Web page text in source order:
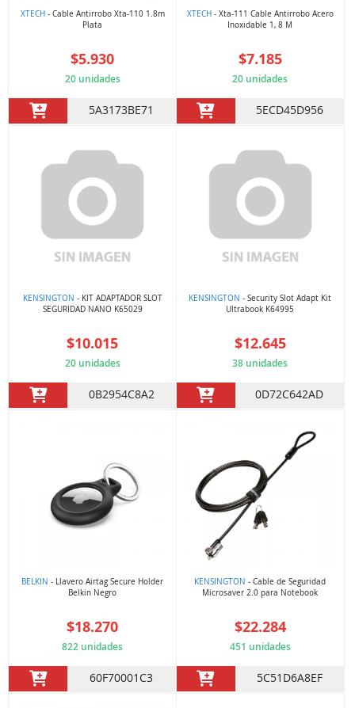
XTECH- Cable Antirrobo Xta-110 1.8m
Plata
$5.930
20 unidades
5A3173BE71
XTECH- Xta-111 Cable Antirrobo Acero
Inoxidable 1, 8 M
$7.185
20 unidades
5ECD45D956
KENSINGTON - KIT ADAPTADOR SLOT
SEGURIDAD NANO K65029
$10.015
20 unidades
0B2954C8A2
KENSINGTON - Security Slot Adapt Kit
Ultrabook K64995
$12.645
38 unidades
0D72C642AD
BELKIN - Llavero Airtag Secure Holder
Belkin Negro
$18.270
822 unidades
60F70001C3
KENSINGTON - Cable de Seguridad
Microsaver 2.0 para Notebook
$22.284
451 unidades
5C51D6A8EF